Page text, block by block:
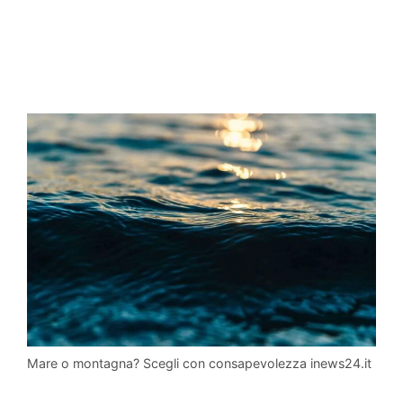
Mare o montagna? Scegli con consapevolezza inews24.it